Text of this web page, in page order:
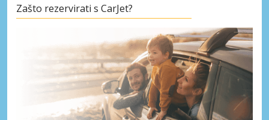
Posebni popusti
Pristupite ekskluzivnim ponudama naših
dobavljača
Zašto rezervirati s CarJet?